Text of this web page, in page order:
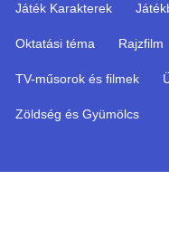
Játék Karakterek
Oktatási téma Rajzfilm
TV-műsorok és filmek
Zöldség és Gyümölcs